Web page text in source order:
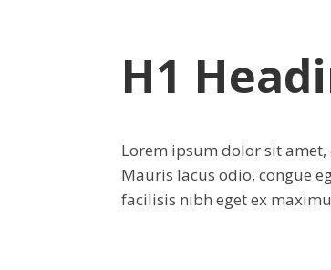
H1
Lorem ipsum dolor sit
Mauris lacus odio, congue
facilisis nibh eget ex